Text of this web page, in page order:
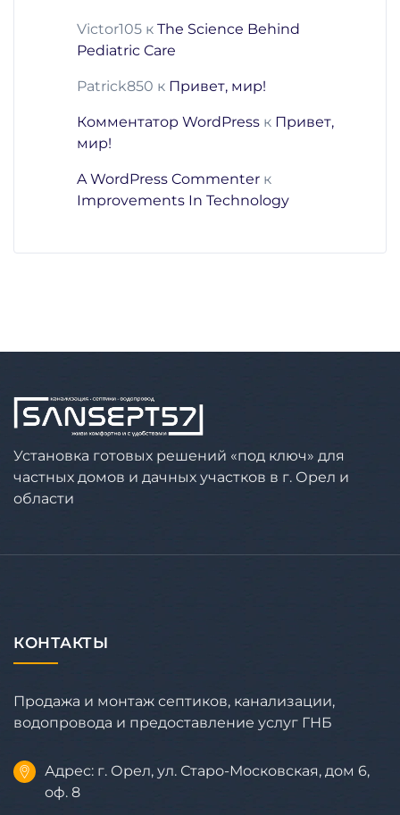
Victor105 к The Science Behind
Pediatric Care
Patrick850 к Привет, мир!
Комментатор WordPress к Привет,
мир!
A WordPress Commenter к
Improvements In Technology
Установка готовых решений «под ключ» для
частных домов и дачных участков в г. Орел и
области
КОНТАКТЫ
Продажа и монтаж септиков, канализации,
водопровода и предоставление услуг ГНБ
Адрес: г. Орел, ул. Старо-Московская, дом 6,
оф. 8